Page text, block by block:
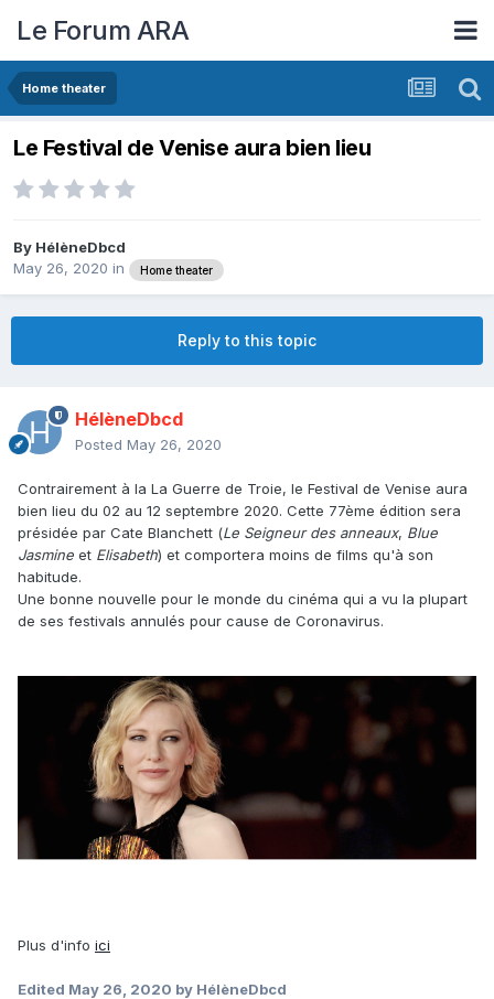
Le Forum ARA
Home theater
Le Festival de Venise aura bien lieu
By HélèneDbcd
May 26, 2020 in Home theater
Reply to this topic
HélèneDbcd
Posted May 26, 2020
Contrairement à la La Guerre de Troie, le Festival de Venise aura
bien lieu du 02 au 12 septembre 2020. Cette 77ème édition sera
présidée par Cate Blanchett (Le Seigneur des anneaux, Blue
Jasmine et Elisabeth) et comportera moins de films qu'à son
habitude.
Une bonne nouvelle pour le monde du cinéma qui a vu la plupart
de ses festivals annulés pour cause de Coronavirus.
Plus d'info ici
Edited May 26, 2020 by HélèneDbcd